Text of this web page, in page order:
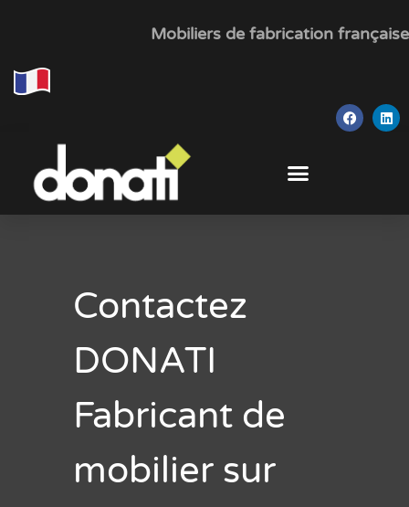
Mobiliers de fabrication française
Contactez
DONATI
Fabricant de
mobilier sur